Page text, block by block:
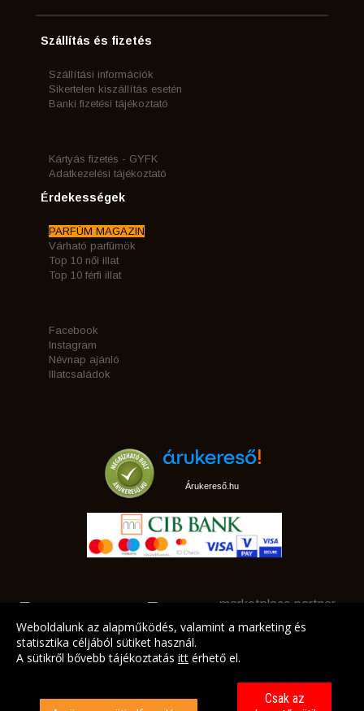
Szállítás és fizetés
Szállítási információk
Sikertelen kiszállítás esetén
Banki fizetési tájékoztató
Kártyás fizetés - GYFK
Adatkezelési tájékoztató
Érdekességek
PARFÜM MAGAZIN
Várható parfümök
Top 10 női illat
Top 10 férfi illat
Facebook
Instagram
Névnap ajánló
Illatcsaládok
Árukereső.hu
marketplace partner
Weboldalunk az alapműködés, valamint a marketing és
statisztika céljából sütiket használ.
A sütikről bővebb tájékoztatás itt érhető el.
Csak az